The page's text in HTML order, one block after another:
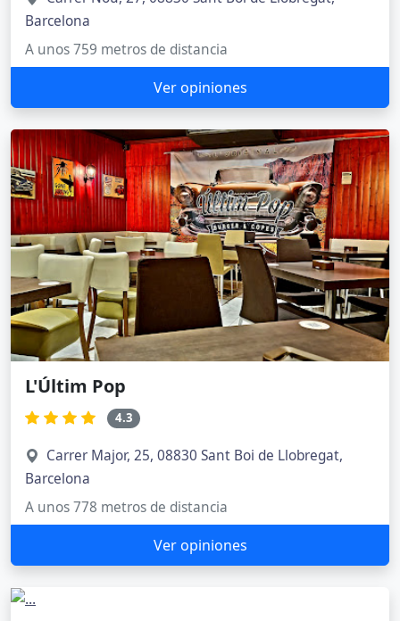
Barcelona
A unos 759 metros de distancia
Ver opiniones
L'Últim Pop
4.3
Carrer Major, 25, 08830 Sant Boi de Llobregat,
Barcelona
A unos 778 metros de distancia
Ver opiniones